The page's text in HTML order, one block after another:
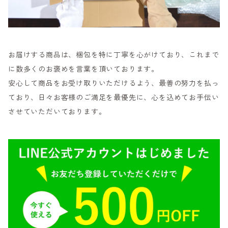
お届けする商品は、梱包を特に丁寧を心がけており、これまで
に数多くのお褒めを言葉を頂いております。
安心して商品をお受け取りいただけるよう、最善の努力を払っ
ており、日々お客様のご満足を最優先に、心を込めてお手伝い
させていただいております。